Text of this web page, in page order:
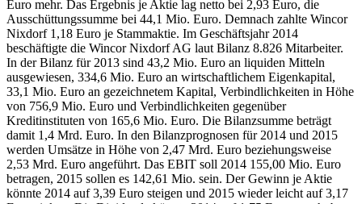
Euro mehr. Das Ergebnis je Aktie lag netto bei 2,93 Euro, die
Ausschüttungssumme bei 44,1 Mio. Euro. Demnach zahlte Wincor
Nixdorf 1,18 Euro je Stammaktie. Im Geschäftsjahr 2014
beschäftigte die Wincor Nixdorf AG laut Bilanz 8.826 Mitarbeiter.
In der Bilanz für 2013 sind 43,2 Mio. Euro an liquiden Mitteln
ausgewiesen, 334,6 Mio. Euro an wirtschaftlichem Eigenkapital,
33,1 Mio. Euro an gezeichnetem Kapital, Verbindlichkeiten in Höhe
von 756,9 Mio. Euro und Verbindlichkeiten gegenüber
Kreditinstituten von 165,6 Mio. Euro. Die Bilanzsumme beträgt
damit 1,4 Mrd. Euro. In den Bilanzprognosen für 2014 und 2015
werden Umsätze in Höhe von 2,47 Mrd. Euro beziehungsweise
2,53 Mrd. Euro angeführt. Das EBIT soll 2014 155,00 Mio. Euro
betragen, 2015 sollen es 142,61 Mio. sein. Der Gewinn je Aktie
könnte 2014 auf 3,39 Euro steigen und 2015 wieder leicht auf 3,17